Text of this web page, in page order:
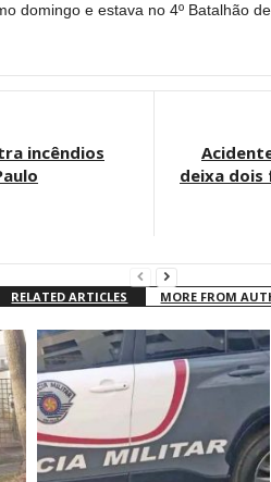
domingo e estava no 4º Batalhão
incêndios
deixa dois
RELATED ARTICLES MORE FROM